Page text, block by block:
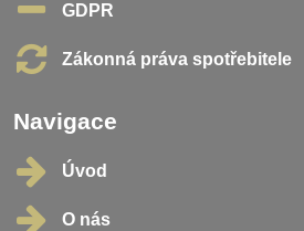
GDPR
Zákonná práva spotřebitele
Navigace
Úvod
O nás